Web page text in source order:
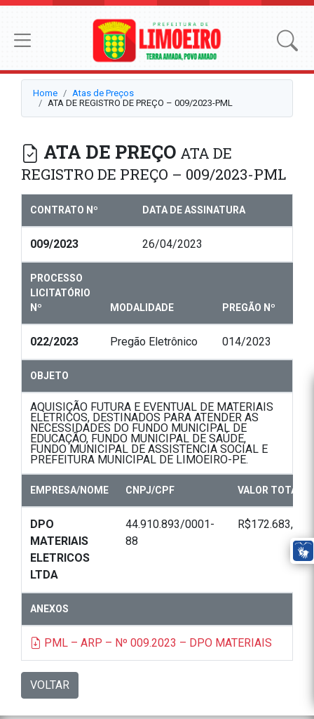
Home
Atas de Preços
ATA DE REGISTRO DE PREÇO – 009/2023-PML
ATA DE PREÇO ATA DE
REGISTRO DE PREÇO – 009/2023-PML
CONTRATO Nº DATA DE ASSINATURA
009/2023 26/04/2023
PROCESSO
LICITATÓRIO
Nº
MODALIDADE PREGÃO Nº
022/2023 Pregão Eletrônico 014/2023
OBJETO
AQUISIÇÃO FUTURA E EVENTUAL DE MATERIAIS
ELETRICOS, DESTINADOS PARA ATENDER AS
NECESSIDADES DO FUNDO MUNICIPAL DE
EDUCAÇÃO, FUNDO MUNICIPAL DE SAÚDE,
FUNDO MUNICIPAL DE ASSISTENCIA SOCIAL E
PREFEITURA MUNICIPAL DE LIMOEIRO-PE.
EMPRESA/NOME CNPJ/CPF VALOR TOTAL
DPO
MATERIAIS
ELETRICOS
LTDA
44.910.893/0001-
88
R$172.683,58
ANEXOS
PML – ARP – Nº 009.2023 – DPO MATERIAIS
VOLTAR